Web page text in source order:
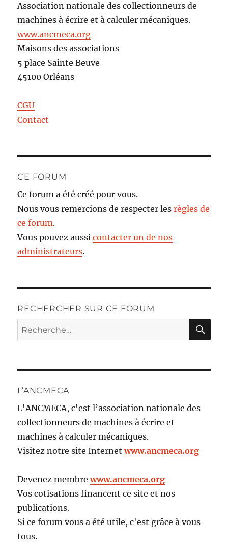
Association nationale des collectionneurs de
machines à écrire et à calculer mécaniques.
www.ancmeca.org
Maisons des associations
5 place Sainte Beuve
45100 Orléans
CGU
Contact
CE FORUM
Ce forum a été créé pour vous.
Nous vous remercions de respecter lesrègles de
ce forum.
Vous pouvez aussicontacter un de nos
administrateurs.
RECHERCHER SUR CE FORUM
Recherche
pour :
L’ANCMECA
L'ANCMECA, c'est l’association nationale des
collectionneurs de machines à écrire et
machines à calculer mécaniques.
Visitez notre site Internetwww.ancmeca.org
Devenez membrewww.ancmeca.org
Vos cotisations financent ce site et nos
publications.
Si ce forum vous a été utile, c'est grâce à vous
tous.